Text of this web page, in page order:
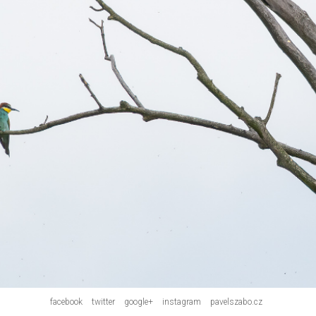
facebook twitter google+ instagram pavelszabo.cz